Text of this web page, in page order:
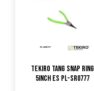
TEKIRO Tang Snap Ring
5inch ES PL-SR0777